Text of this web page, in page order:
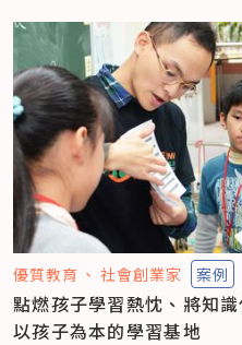
優質教育 社會創業家 案例
點燃孩子學習熱忱、將知
以孩子為本的學習基地